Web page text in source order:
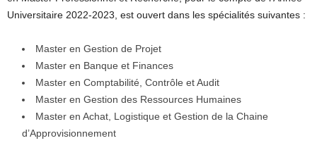
Universitaire 2022-2023, est ouvert dans les spécialités suivantes :
Master en Gestion de Projet
Master en Banque et Finances
Master en Comptabilité, Contrôle et Audit
Master en Gestion des Ressources Humaines
Master en Achat, Logistique et Gestion de la Chaine
d’Approvisionnement